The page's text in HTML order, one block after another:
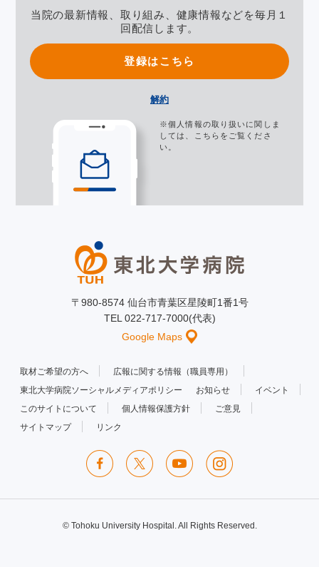
当院の最新情報、取り組み、健康情報などを毎月１
回配信します。
登録はこちら
解約
※個人情報の取り扱いに関しま
しては、
こちら をご覧くださ
い。
〒980-8574 仙台市青葉区星陵町1番1号
TEL 022-717-7000(代表)
Google Maps
取材ご希望の方へ
広報に関する情報（職員専用）
東北大学病院ソーシャルメディアポリシー
お知らせ
イベント
このサイトについて
個人情報保護方針
ご意見
サイトマップ
リンク
© Tohoku University Hospital. All Rights Reserved.